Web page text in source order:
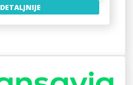
DETALJNIJE